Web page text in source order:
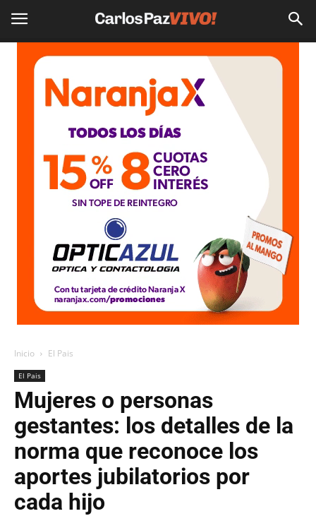
Inicio El Pais
El Pais
Mujeres o personas
gestantes: los detalles de la
norma que reconoce los
aportes jubilatorios por
cada hijo